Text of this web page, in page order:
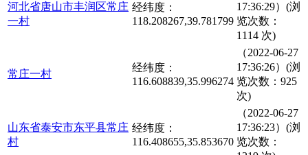
河北省唐山市丰润区常庄
一村
经纬度：
118.208267,39.781799
17:36:29）(浏
览次数：
1114 次)
常庄一村
经纬度：
116.608839,35.996274
（2022-06-27
17:36:26）(浏
览次数：925
次)
山东省泰安市东平县常庄
村
经纬度：
116.408655,35.853670
（2022-06-27
17:36:23）(浏
览次数：